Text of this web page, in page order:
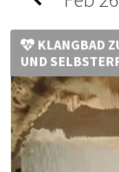
KLANGBAD
UND